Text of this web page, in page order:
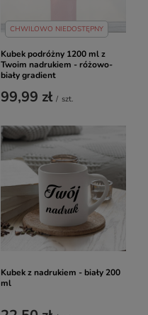
CHWILOWO NIEDOSTĘPNY
Kubek podróżny 1200 ml z
Twoim nadrukiem - różowo-
biały gradient
99,99 zł / szt.
Kubek z nadrukiem - biały 200
ml